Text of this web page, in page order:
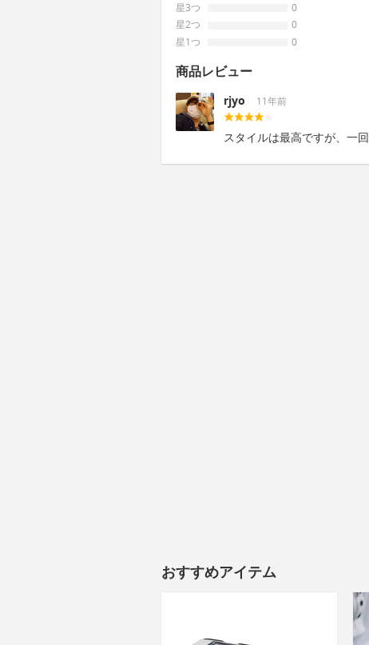
星3つ
0
星2つ
0
星1つ
0
商品レビュー
rjyo 11年前
スタイルは最高ですが、一
おすすめアイテム